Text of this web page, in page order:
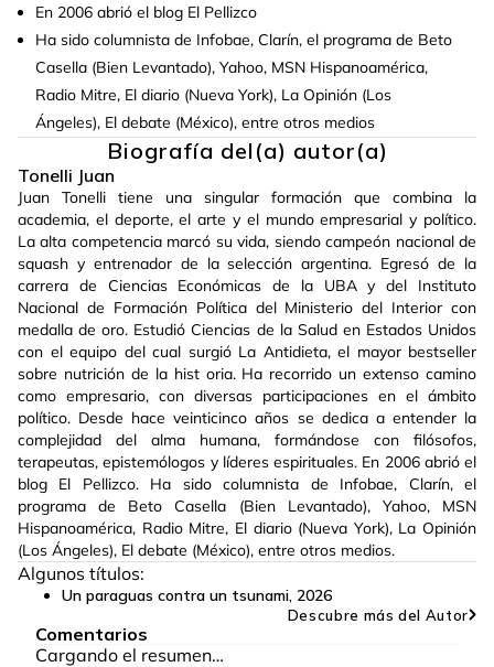
En 2006 abrió el blog El Pellizco
Ha sido columnista de Infobae, Clarín, el programa de Beto
Casella (Bien Levantado), Yahoo, MSN Hispanoamérica,
Radio Mitre, El diario (Nueva York), La Opinión (Los
Ángeles), El debate (México), entre otros medios
Biografía del(a) autor(a)
Tonelli Juan
Juan Tonelli tiene una singular formación que combina la
academia, el deporte, el arte y el mundo empresarial y político.
La alta competencia marcó su vida, siendo campeón nacional de
squash y entrenador de la selección argentina. Egresó de la
carrera de Ciencias Económicas de la UBA y del Instituto
Nacional de Formación Política del Ministerio del Interior con
medalla de oro. Estudió Ciencias de la Salud en Estados Unidos
con el equipo del cual surgió La Antidieta, el mayor bestseller
sobre nutrición de la hist oria. Ha recorrido un extenso camino
como empresario, con diversas participaciones en el ámbito
político. Desde hace veinticinco años se dedica a entender la
complejidad del alma humana, formándose con filósofos,
terapeutas, epistemólogos y líderes espirituales. En 2006 abrió el
blog El Pellizco. Ha sido columnista de Infobae, Clarín, el
programa de Beto Casella (Bien Levantado), Yahoo, MSN
Hispanoamérica, Radio Mitre, El diario (Nueva York), La Opinión
(Los Ángeles), El debate (México), entre otros medios.
Algunos títulos:
Un paraguas contra un tsunami, 2026
Descubre más del Autor
Comentarios
Cargando el resumen…